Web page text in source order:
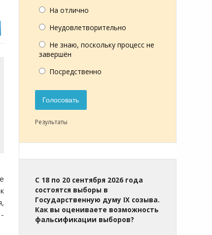
На отлично
Неудовлетворительно
Не знаю, поскольку процесс не
завершён
Посредственно
Голосовать
Результаты
С 18 по 20 сентября 2026 года
состоятся выборы в
Государственную думу IX созыва.
Как вы оцениваете возможность
фальсификации выборов?